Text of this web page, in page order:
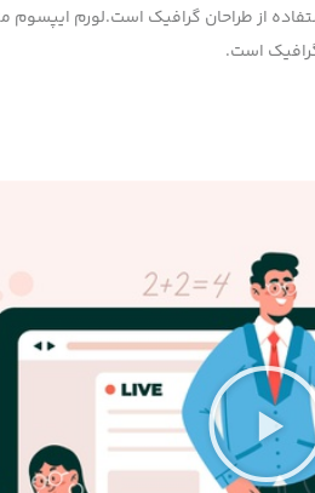
از طراحان گرافیک است.لورم ایپسوم
است.